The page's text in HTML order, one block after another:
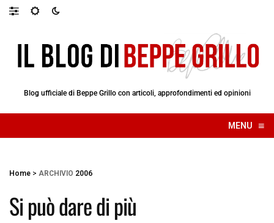
Blog ufficiale di Beppe Grillo con articoli, approfondimenti ed opinioni
MENU ≡
☰
Home > ARCHIVIO 2006
Si può dare di più